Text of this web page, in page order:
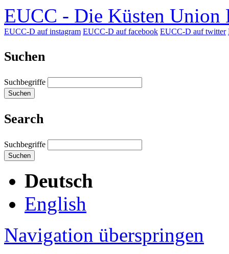
EUCC - Die Küsten Union
EUCC-D auf instagram EUCC-D auf facebook EUCC-D auf twitter
Suchen
Suchbegriffe
Suchen
Search
Suchbegriffe
Suchen
Deutsch
English
Navigation überspringen